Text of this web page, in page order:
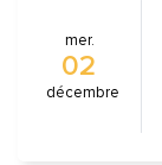
mer.
02
décembre